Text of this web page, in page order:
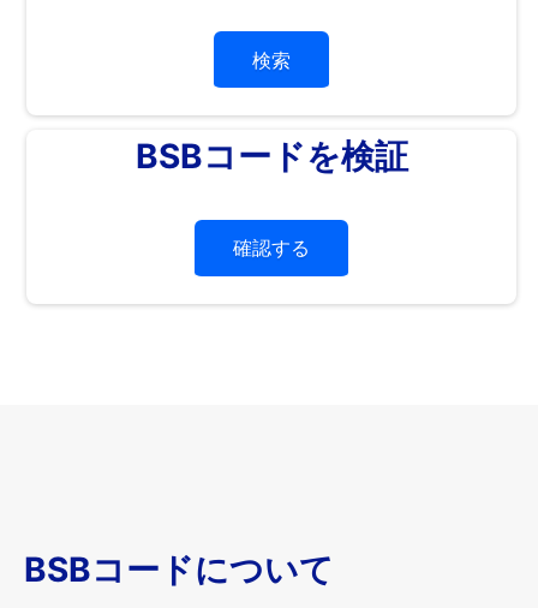
検索
BSBコードを検証
確認する
BSBコードについて